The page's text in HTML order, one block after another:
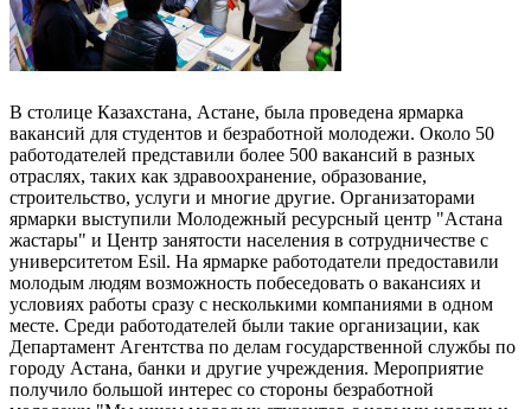
В столице Казахстана, Астане, была проведена ярмарка
вакансий для студентов и безработной молодежи. Около 50
работодателей представили более 500 вакансий в разных
отраслях, таких как здравоохранение, образование,
строительство, услуги и многие другие. Организаторами
ярмарки выступили Молодежный ресурсный центр "Астана
жастары" и Центр занятости населения в сотрудничестве с
университетом Esil. На ярмарке работодатели предоставили
молодым людям возможность побеседовать о вакансиях и
условиях работы сразу с несколькими компаниями в одном
месте. Среди работодателей были такие организации, как
Департамент Агентства по делам государственной службы по
городу Астана, банки и другие учреждения. Мероприятие
получило большой интерес со стороны безработной